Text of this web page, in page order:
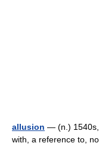
allusion — (n.) 1540s,
with, a reference to,